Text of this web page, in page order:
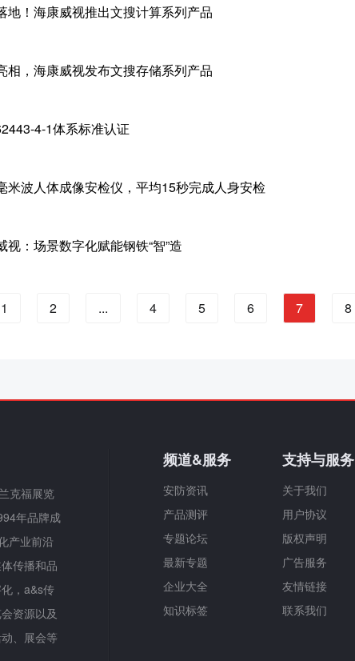
地！海康威视推出文搜计算系列产品
相，海康威视发布文搜存储系列产品
4-1体系标准认证
米波人体成像安检仪，平均15秒完成人身安检
：场景数字化赋能钢铁“智”造
1 2 ... 4 5 6 7 8
克福展览
年品牌成
产业前沿
传播和品
，a&s传
资源以及
、展会等
频道&服务
安防资讯
产品测评
专题论坛
最新专题
企业大全
知识标签
支持与服务
关于我们
用户协议
版权声明
广告服务
友情链接
联系我们